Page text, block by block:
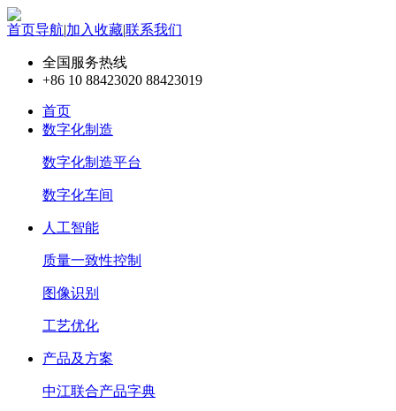
首页导航|加入收藏|联系我们
全国服务热线
+86 10 88423020 88423019
首页
数字化制造
数字化制造平台
数字化车间
人工智能
质量一致性控制
图像识别
工艺优化
产品及方案
中江联合产品字典